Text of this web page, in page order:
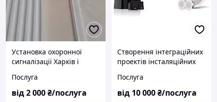
Установка охоронної
сигналізації Харків і
Послуга
від2 000₴/послуга
Створення інтеграційних
проектів інсталяційних
оповіщення, звукових і
світлових комплексів
Послуга
від 10 000₴/послуга